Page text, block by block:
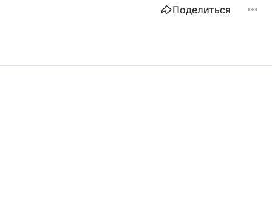
Поделиться